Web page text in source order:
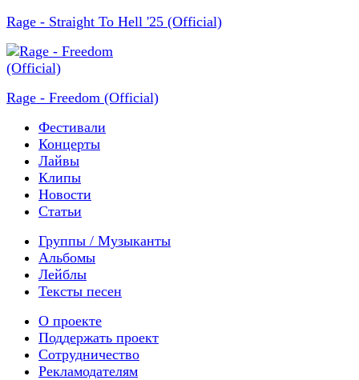
Rage - Straight To Hell '25 (Official)
Rage - Freedom (Official)
Фестивали
Концерты
Лайвы
Клипы
Новости
Статьи
Группы / Музыканты
Альбомы
Лейблы
Тексты песен
О проекте
Поддержать проект
Сотрудничество
Рекламодателям